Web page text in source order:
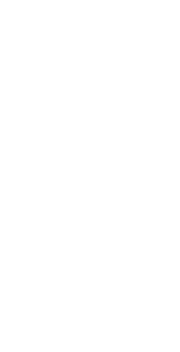
demikian
Ia menjawab:
ialah (berhala)
bertanyalah
mereka dapat
(penyembah
(memikirkan hal
"Sesungguhnya
kepada
engkau (hai
bahawa
(maka betapa